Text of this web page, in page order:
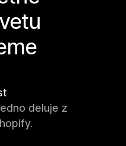
deluje z